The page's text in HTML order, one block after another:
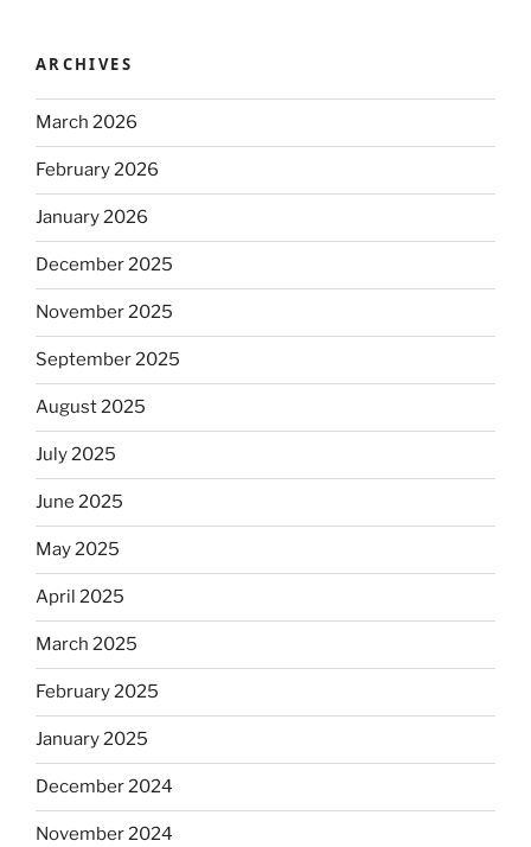
ARCHIVES
March 2026
February 2026
January 2026
December 2025
November 2025
September 2025
August 2025
July 2025
June 2025
May 2025
April 2025
March 2025
February 2025
January 2025
December 2024
November 2024